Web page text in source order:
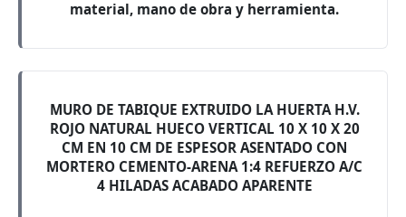
material, mano de obra y herramienta.
MURO DE TABIQUE EXTRUIDO LA HUERTA H.V.
ROJO NATURAL HUECO VERTICAL 10 X 10 X 20
CM EN 10 CM DE ESPESOR ASENTADO CON
MORTERO CEMENTO-ARENA 1:4 REFUERZO A/C
4 HILADAS ACABADO APARENTE